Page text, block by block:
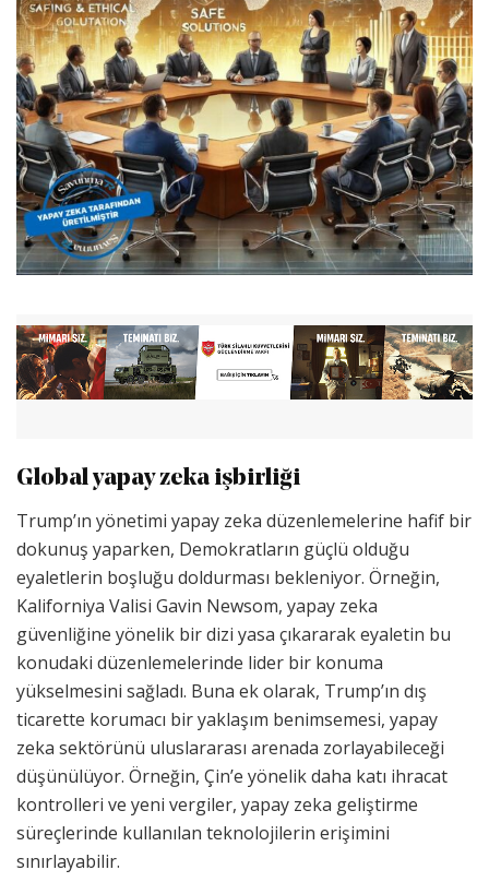
Global yapay zeka işbirliği
Trump’ın yönetimi yapay zeka düzenlemelerine hafif bir
dokunuş yaparken, Demokratların güçlü olduğu
eyaletlerin boşluğu doldurması bekleniyor. Örneğin,
Kaliforniya Valisi Gavin Newsom, yapay zeka
güvenliğine yönelik bir dizi yasa çıkararak eyaletin bu
konudaki düzenlemelerinde lider bir konuma
yükselmesini sağladı. Buna ek olarak, Trump’ın dış
ticarette korumacı bir yaklaşım benimsemesi, yapay
zeka sektörünü uluslararası arenada zorlayabileceği
düşünülüyor. Örneğin, Çin’e yönelik daha katı ihracat
kontrolleri ve yeni vergiler, yapay zeka geliştirme
süreçlerinde kullanılan teknolojilerin erişimini
sınırlayabilir.